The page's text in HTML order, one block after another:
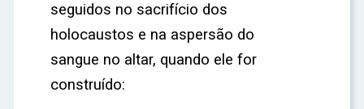
seguidos no sacrifício dos
holocaustos e na aspersão do
sangue no altar, quando ele for
construído: